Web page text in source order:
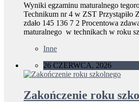
Wyniki egzaminu maturalnego
Technikum nr 4 w ZST Przystąpiło
zdało 145 136 7 2 Procentowa
maturalnego w technikach w roku
Inne
26 CZERWCA, 2026
Zakończenie roku